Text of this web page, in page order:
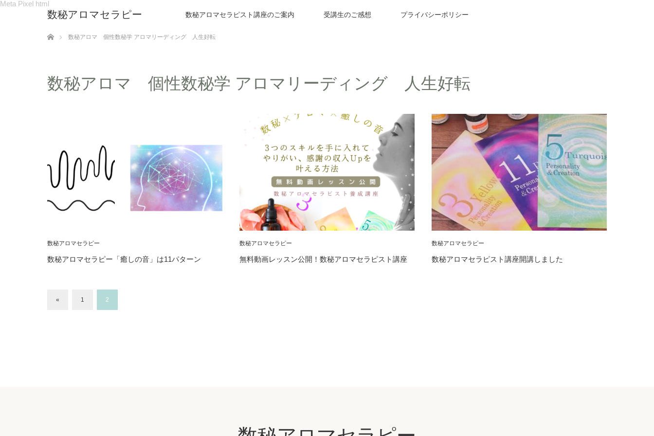
Meta Pixel html
数秘アロマセラピー 数秘アロマセラピスト講座のご案内 受講生のご感想 プライバシーポリシー
数秘アロマ 個性数秘学 アロマリーディング 人生好転
数秘アロマ 個性数秘学 アロマリーディング 人生好転
数秘アロマセラピー
数秘アロマセラピー「癒しの音」は11パターン
数秘アロマセラピー
無料動画レッスン公開！数秘アロマセラピスト講座
数秘アロマセラピー
数秘アロマセラピスト講座開講しました
« 1 2